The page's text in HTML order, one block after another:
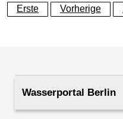
Erste
Vorherige
Wasserportal Berlin